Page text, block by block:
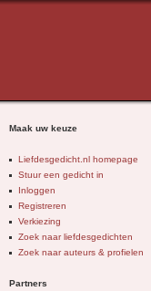
Maak uw keuze
Liefdesgedicht.nl homepage
Stuur een gedicht in
Inloggen
Registreren
Verkiezing
Zoek naar liefdesgedichten
Zoek naar auteurs & profielen
Partners